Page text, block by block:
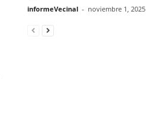
informeVecinal - noviembre 1, 2025